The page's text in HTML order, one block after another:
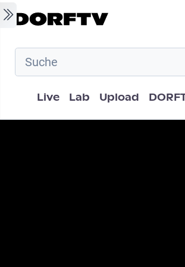
Skip to main content
Hauptnavigation
Live Lab Upload